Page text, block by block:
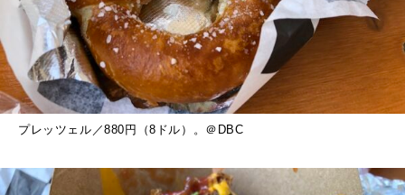
プレッツェル／880円（8ドル）。＠DBC